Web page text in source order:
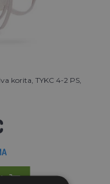
korita, TYKC 4-2 PS,